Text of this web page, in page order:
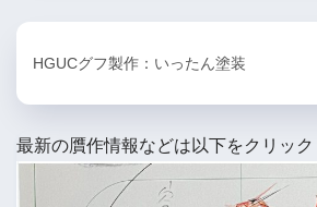
HGUCグフ製作：いったん塗装
最新の贋作情報などは以下をクリック